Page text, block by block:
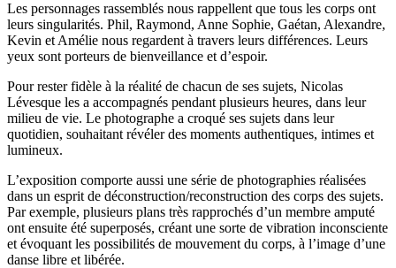
Les personnages rassemblés nous rappellent que tous les corps ont
leurs singularités. Phil, Raymond, Anne Sophie, Gaétan, Alexandre,
Kevin et Amélie nous regardent à travers leurs différences. Leurs
yeux sont porteurs de bienveillance et d’espoir.
Pour rester fidèle à la réalité de chacun de ses sujets, Nicolas
Lévesque les a accompagnés pendant plusieurs heures, dans leur
milieu de vie. Le photographe a croqué ses sujets dans leur
quotidien, souhaitant révéler des moments authentiques, intimes et
lumineux.
L’exposition comporte aussi une série de photographies réalisées
dans un esprit de déconstruction/reconstruction des corps des sujets.
Par exemple, plusieurs plans très rapprochés d’un membre amputé
ont ensuite été superposés, créant une sorte de vibration inconsciente
et évoquant les possibilités de mouvement du corps, à l’image d’une
danse libre et libérée.